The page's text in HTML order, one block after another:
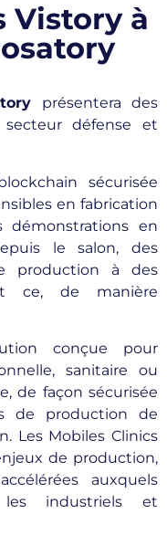
Vistory à
présentera des
défense et
sécurisée
en fabrication
démonstrations en
le salon, des
production à des
ce, de manière
conçue pour
sanitaire ou
de façon sécurisée
de production de
Les Mobiles Clinics
de production,
auxquels
industriels et